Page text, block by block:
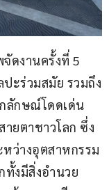
ดงานครั้งที่ 5
ะร่วมสมัย รวมถึง
ลักษณ์โดดเด่น
ยตาชาวโลก ซึ่ง
ว่างอุตสาหกรรม
งมีสิ่งอำนวย